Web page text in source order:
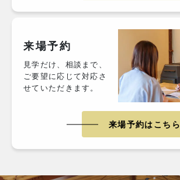
来場予約
見学だけ、相談まで、
ご要望に応じて対応さ
せていただきます。
来場予約はこちら